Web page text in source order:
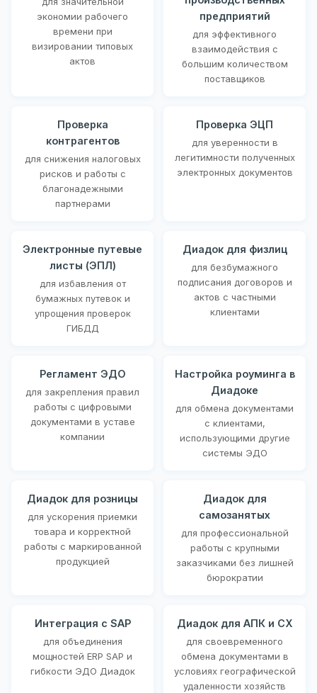
экономии рабочего
времени при
визировании типовых
актов
предприятий
для эффективного
взаимодействия с
большим количеством
поставщиков
Проверка
контрагентов
для снижения налоговых
рисков и работы с
благонадежными
партнерами
Проверка ЭЦП
для уверенности в
легитимности полученных
электронных документов
Электронные путевые
листы (ЭПЛ)
для избавления от
бумажных путевок и
упрощения проверок
ГИБДД
Диадок для физлиц
для безбумажного
подписания договоров и
актов с частными
клиентами
Регламент ЭДО
для закрепления правил
работы с цифровыми
документами в уставе
компании
Настройка роуминга в
Диадоке
для обмена документами
с клиентами,
использующими другие
системы ЭДО
Диадок для розницы
для ускорения приемки
товара и корректной
работы с маркированной
продукцией
Диадок для
самозанятых
для профессиональной
работы с крупными
заказчиками без лишней
бюрократии
Интеграция с SAP
для объединения
мощностей ERP SAP и
гибкости ЭДО Диадок
Диадок для АПК и СХ
для своевременного
обмена документами в
условиях географической
удаленности хозяйств